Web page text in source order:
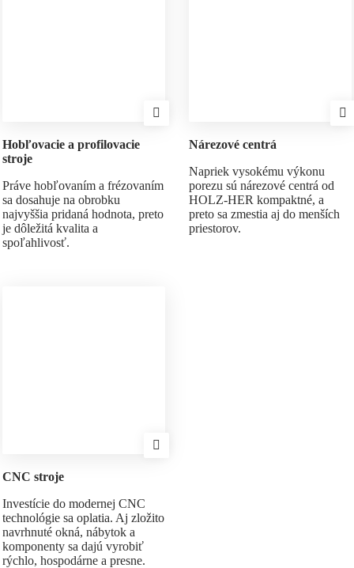
Hobľovacie a profilovacie
stroje
Práve hobľovaním a frézovaním
sa dosahuje na obrobku
najvyššia pridaná hodnota, preto
je dôležitá kvalita a
spoľahlivosť.
Nárezové centrá
Napriek vysokému výkonu
porezu sú nárezové centrá od
HOLZ-HER kompaktné, a
preto sa zmestia aj do menších
priestorov.
CNC stroje
Investície do modernej CNC
technológie sa oplatia. Aj zložito
navrhnuté okná, nábytok a
komponenty sa dajú vyrobiť
rýchlo, hospodárne a presne.